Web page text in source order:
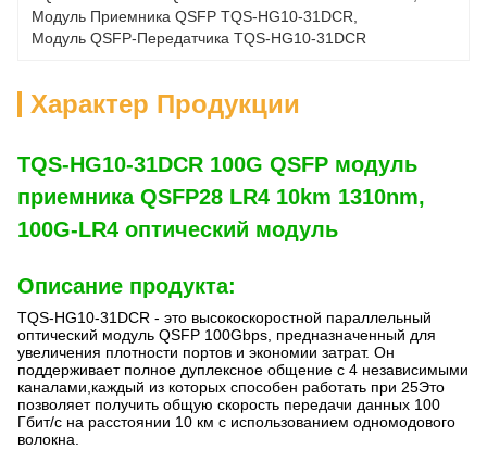
Модуль Приемника QSFP TQS-HG10-31DCR
Модуль QSFP-Передатчика TQS-HG10-31DCR
Характер Продукции
TQS-HG10-31DCR 100G QSFP модуль
приемника QSFP28 LR4 10km 1310nm,
100G-LR4 оптический модуль
Описание продукта:
TQS-HG10-31DCR - это высокоскоростной параллельный
оптический модуль QSFP 100Gbps, предназначенный для
увеличения плотности портов и экономии затрат. Он
поддерживает полное дуплексное общение с 4 независимыми
каналами,каждый из которых способен работать при 25Это
позволяет получить общую скорость передачи данных 100
Гбит/с на расстоянии 10 км с использованием одномодового
волокна.